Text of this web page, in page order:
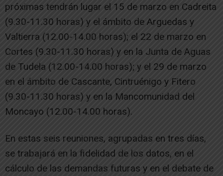
próximas tendrán lugar el 15 de marzo en Cadreita
(9.30-11.30 horas) y el ámbito de Arguedas y
Valtierra (12.00-14.00 horas); el 22 de marzo en
Cortes (9.30-11.30 horas) y en la Junta de Aguas
de Tudela (12.00-14.00 horas); y el 29 de marzo
en el ámbito de Cascante, Cintruénigo y Fitero
(9.30-11.30 horas) y en la Mancomunidad del
Moncayo (12.00-14.00 horas).
En estas seis reuniones, agrupadas en tres días,
se trabajará en la fidelidad de los datos, en el
cálculo de las demandas futuras y en el debate de